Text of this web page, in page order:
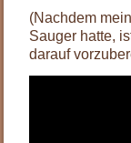
(Nachdem
Sauger hatte,
darauf